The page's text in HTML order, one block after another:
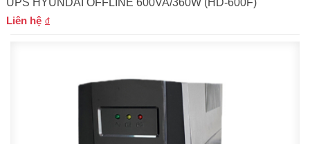
UPS HYUNDAI OFFLINE 600VA/360W (HD-600F)
Liên hệ